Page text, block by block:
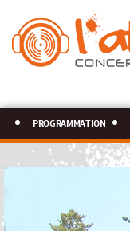
programmation